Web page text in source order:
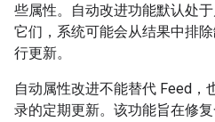
些属性。自动改进功能默认处
它们，系统可能会从结果中排
行更新。
自动属性改进不能替代 Feed，
录的定期更新。该功能旨在修